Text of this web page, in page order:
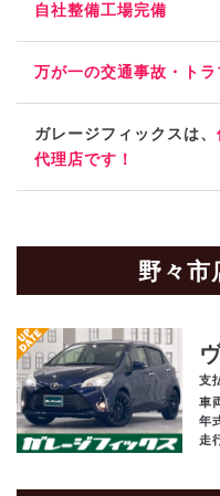
自社整備工場完備
万が一の交通事故・トラ
ガレージフィックスは、
代理店です！
野々市
支
車
年
走